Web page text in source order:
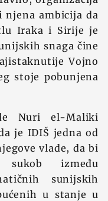
njena ambicija da
Iraka i Sirije je
snaga čine
Vojno
stoje pobunjena
Nuri el-Maliki
je IDIŠ jedna od
vlade, da bi
između
sunijskih
u stanje u